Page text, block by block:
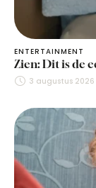
ENTERTAINMENT
Zien: Dit is de
3 augustus 2026